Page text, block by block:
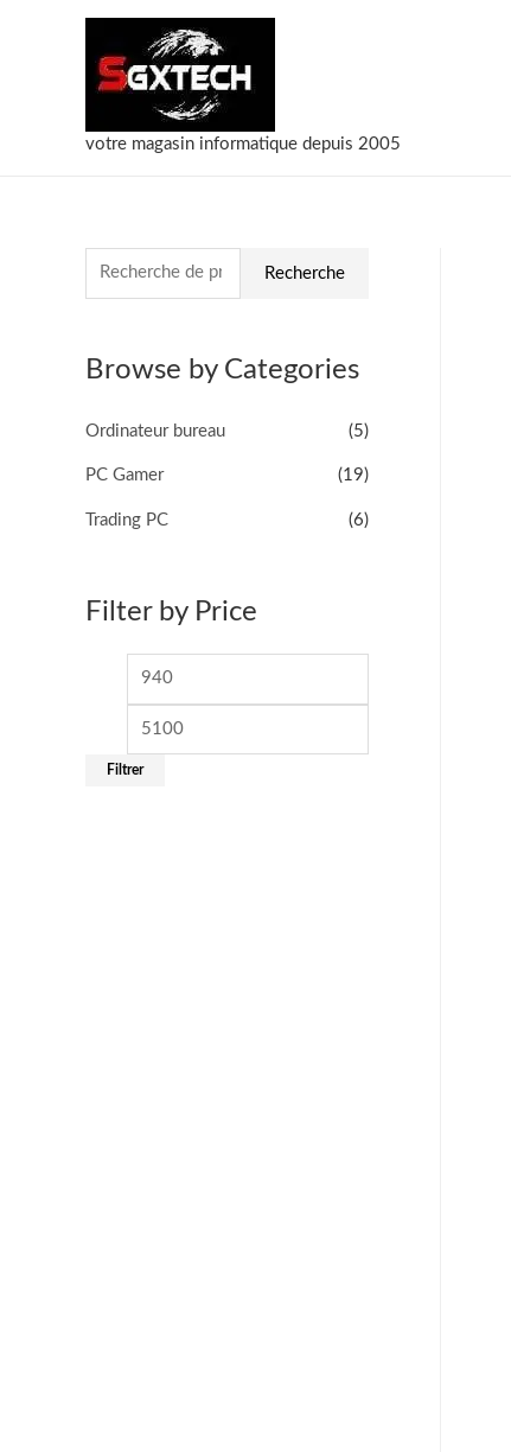
votre magasin informatique depuis 2005
e
h
r
c
h
o
Recherche
Browse by Categories
Ordinateur bureau (5)
PC Gamer (19)
Trading PC (6)
Filter by Price
Filtrer